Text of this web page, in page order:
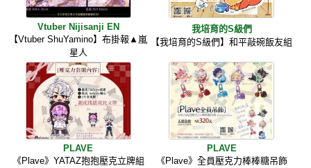
Vtuber Nijisanji EN
【Vtuber ShuYamino】布掛報▲嵐
星人
我培育的S級們
【我培育的S級們】和平敲碗飯友組
PLAVE
《Plave》YATAZ抱抱壓克立牌組
PLAVE
《Plave》全員壓克力棒棒糖吊飾